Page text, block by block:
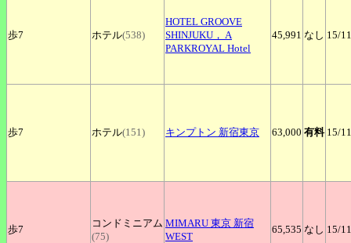
歩7 ホテル(538)
HOTEL GROOVE
SHINJUKU， A
PARKROYAL Hotel
45,991 なし 15/11
歩7 ホテル(151) キンプトン 新宿東京 63,000 有料 15/11
歩7
コンドミニアム
(75)
MIMARU 東京 新宿
WEST
65,535 なし 15/11